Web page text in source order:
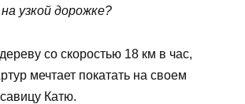
узкой дорожке?
со скоростью 18 км в час,
мечтает покатать на своем
Катю.